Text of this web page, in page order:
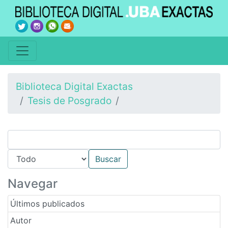
Biblioteca Digital Exactas
Tesis de Posgrado
Navegar
Últimos publicados
Autor